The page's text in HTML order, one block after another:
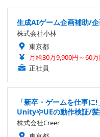
生成AIゲーム企画補助/
株式会社小林
東京都
月給30万9,900円～60
正社員
「新卒・ゲームを仕事
UnityやUEの動作検証/
株式会社Creer